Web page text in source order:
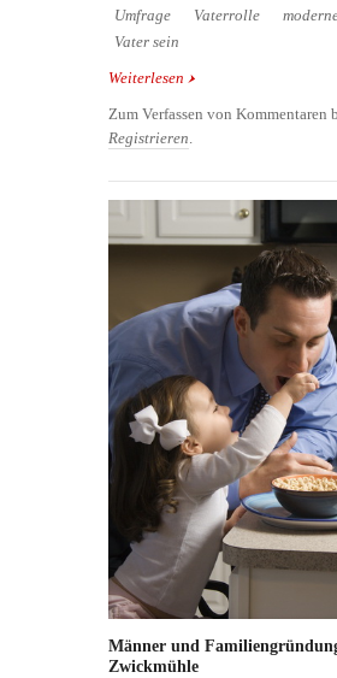
Umfrage Vaterrolle
Vater sein
Weiterlesen über Männer und ihr
Zum Verfassen von Kommentaren
Registrieren.
Männer und
Zwickmühle